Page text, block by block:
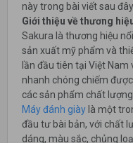
này trong bài viết sau
Giới thiệu về thương
Sakura là thương hiệu
sản xuất mỹ phẩm và
lần đầu tiên tại Việt
nhanh chóng chiếm
các sản phẩm chất
Máy đánh giày là một
đầu tư bài bản, với chất
dáng, màu sắc, chủng